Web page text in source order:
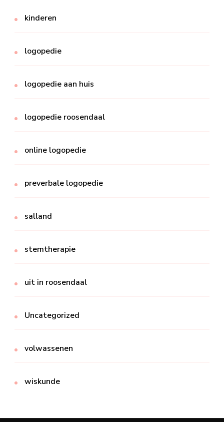
kinderen
logopedie
logopedie aan huis
logopedie roosendaal
online logopedie
preverbale logopedie
salland
stemtherapie
uit in roosendaal
Uncategorized
volwassenen
wiskunde